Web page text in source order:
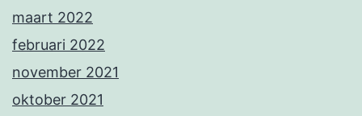
maart 2022
februari 2022
november 2021
oktober 2021